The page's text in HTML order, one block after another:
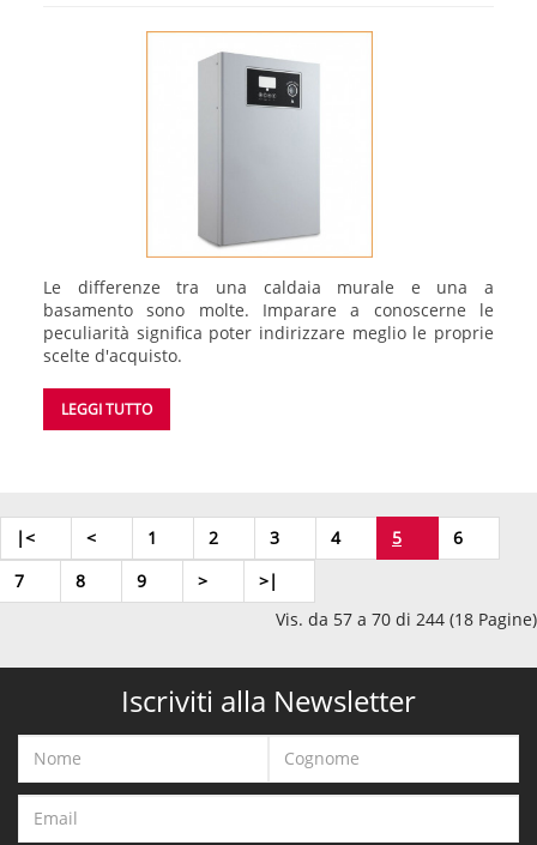
Le differenze tra una caldaia murale e una a
basamento sono molte. Imparare a conoscerne le
peculiarità significa poter indirizzare meglio le proprie
scelte d'acquisto.
LEGGI TUTTO
|< < 1 2 3 4 5
6
7
8 9 >
>|
Vis. da 57 a 70 di 244 (18 Pagine)
Iscriviti alla Newsletter